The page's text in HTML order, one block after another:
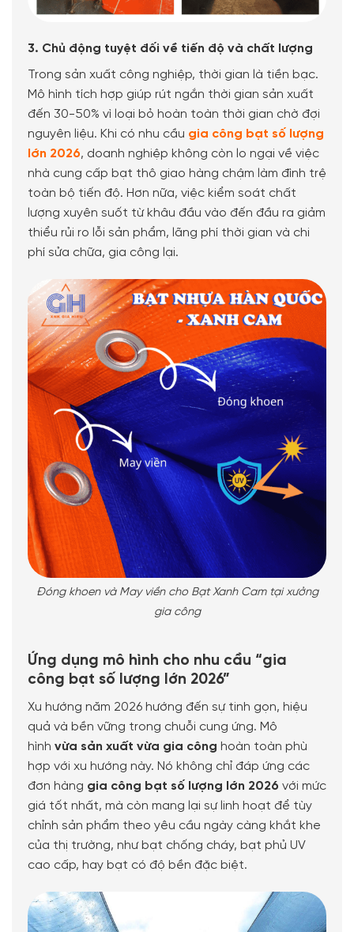
3. Chủ động tuyệt đối về tiến độ và chất lượng
Trong sản xuất công nghiệp, thời gian là tiền bạc.
Mô hình tích hợp giúp rút ngắn thời gian sản xuất
đến 30-50% vì loại bỏ hoàn toàn thời gian chờ đợi
nguyên liệu. Khi có nhu cầu gia công bạt số lượng
lớn 2026, doanh nghiệp không còn lo ngại về việc
nhà cung cấp bạt thô giao hàng chậm làm đình trệ
toàn bộ tiến độ. Hơn nữa, việc kiểm soát chất
lượng xuyên suốt từ khâu đầu vào đến đầu ra giảm
thiểu rủi ro lỗi sản phẩm, lãng phí thời gian và chi
phí sửa chữa, gia công lại.
Đóng khoen và May viền cho Bạt Xanh Cam tại xưởng
gia công
Ứng dụng mô hình cho nhu cầu “gia
công bạt số lượng lớn 2026”
Xu hướng năm 2026 hướng đến sự tinh gọn, hiệu
quả và bền vững trong chuỗi cung ứng. Mô
hình vừa sản xuất vừa gia công hoàn toàn phù
hợp với xu hướng này. Nó không chỉ đáp ứng các
đơn hàng gia công bạt số lượng lớn 2026 với mức
giá tốt nhất, mà còn mang lại sự linh hoạt để tùy
chỉnh sản phẩm theo yêu cầu ngày càng khắt khe
của thị trường, như bạt chống cháy, bạt phủ UV
cao cấp, hay bạt có độ bền đặc biệt.